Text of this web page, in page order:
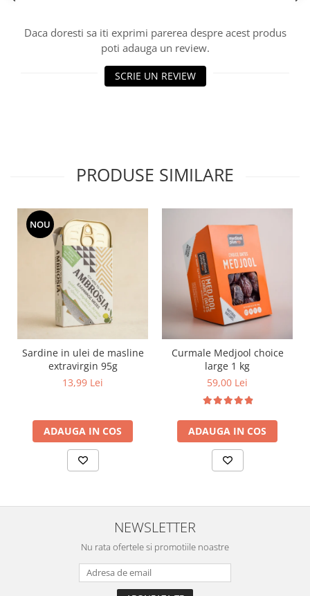
Daca doresti sa iti exprimi parerea despre acest produs
poti adauga un review.
SCRIE UN REVIEW
PRODUSE SIMILARE
NOU
Sardine in ulei de masline
extravirgin 95g
13,99 Lei
ADAUGA IN COS
Curmale Medjool choice
large 1 kg
59,00 Lei
ADAUGA IN COS
NEWSLETTER
Nu rata ofertele si promotiile noastre